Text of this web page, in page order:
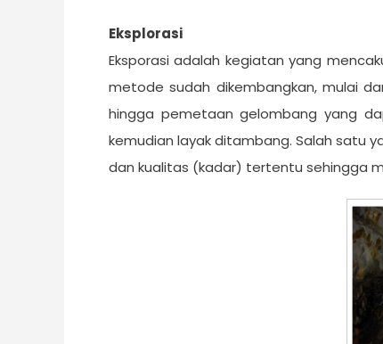
Eksplorasi
Eksporasi adalah kegiatan yang
metode sudah dikembangkan, mulai
hingga pemetaan gelombang yang
kemudian layak ditambang. Salah satu
dan kualitas (kadar) tertentu sehingga